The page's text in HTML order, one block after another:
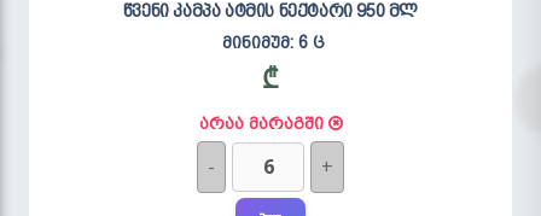
წვენი კამპა ატმის ნექტარი 950 მლ
მინიმუმ: 6 ც
₾
არაა მარაგში
- +